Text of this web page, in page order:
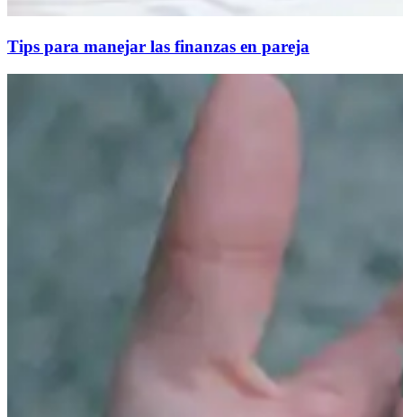
Tips para manejar las finanzas en pareja